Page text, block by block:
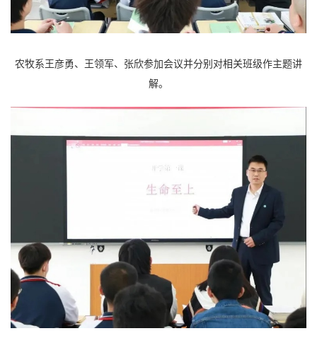
农牧系王彦勇、王领军、张欣参加会议并分别对相关班级作主题讲
解。